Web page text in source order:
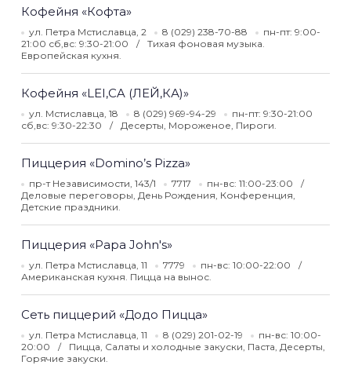
Кофейня «Кофта»
ул. Петра Мстиславца, 2 8 (029) 238-70-88
пн-пт: 9:00-
21:00 сб,вс: 9:30-21:00
Тихая фоновая музыка.
Европейская кухня.
Кофейня «LEI,CA (ЛЕЙ,КА)»
ул. Мстиславца, 18 8 (029) 969-94-29
пн-пт: 9:30-21:00
сб,вс: 9:30-22:30
Десерты, Мороженое, Пироги.
Пиццерия «Domino’s Pizza»
пр-т Независимости, 143/1 7717
пн-вс: 11:00-23:00
Деловые переговоры, День Рождения, Конференция,
Детские праздники.
Пиццерия «Papa John's»
ул. Петра Мстиславца, 11 7779
пн-вс: 10:00-22:00
Американская кухня. Пицца на вынос.
Сеть пиццерий «Додо Пицца»
ул. Петра Мстиславца, 11 8 (029) 201-02-19
пн-вс: 10:00-
20:00
Пицца, Салаты и холодные закуски, Паста, Десерты,
Горячие закуски.